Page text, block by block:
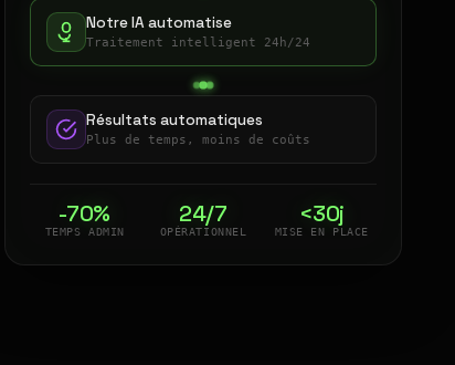
Notre IA automatise
Traitement intelligent 24h/24
Résultats automatiques
Plus de temps, moins de coûts
-70%
TEMPS ADMIN
24/7
OPÉRATIONNEL
<30j
MISE EN PLACE